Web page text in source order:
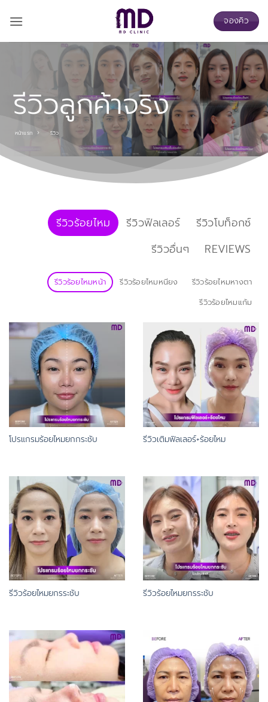
จองคิว
รีวิวลูกค้าจริง
หน้าแรก รีวิว
รีวิวร้อยไหม รีวิวฟิลเลอร์
รีวิวโบท็อกซ์
รีวิวอื่นๆ
REVIEWS
รีวิวร้อยไหมหน้า รีวิวร้อยไหมหนียง
รีวิวร้อยไหมหางตา
รีวิวร้อยไหมแก้ม
โปรแกรมร้อยไหมยกกระชับ รีวิวเติมฟิลเลอร์+ร้อยไหม
รีวิวร้อยไหมยกรระชับ รีวิวร้อยไหมยกรระชับ